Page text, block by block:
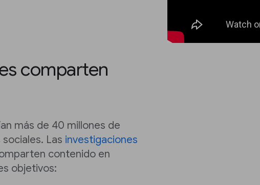
comparten
más de 40 millones de
Las investigaciones
contenido en
objetivos: